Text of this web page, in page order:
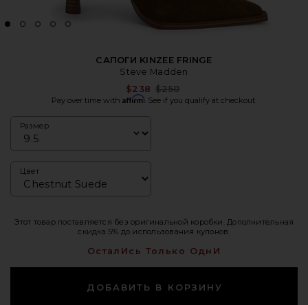
САПОГИ KINZEE FRINGE
Steve Madden
$238 Previous price:
$250
Pay over time with Affirm . See if you qualify at checkout.
Размер
Цвет
Этот товар поставляется без оригинальной коробки. Дополнительная
скидка 5% до использования купонов.
ОсталИсь Только ОднИ
ДОБАВИТЬ В КОРЗИНУ